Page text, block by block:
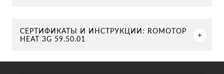
СЕРТИФИКАТЫ И ИНСТРУКЦИИ: ROMOTOP
HEAT 3G 59.50.01